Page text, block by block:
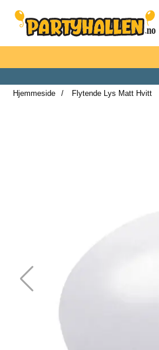
Startsiden for Partyhallen AB
Hjemmeside
Flytende Lys Matt Hvitt